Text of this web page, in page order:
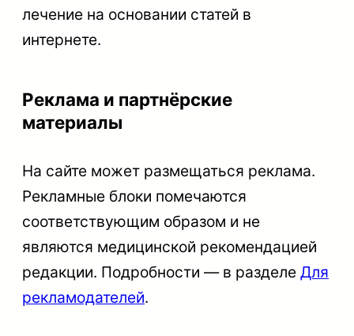
лечение на основании статей в
интернете.
Реклама и партнёрские
материалы
На сайте может размещаться реклама.
Рекламные блоки помечаются
соответствующим образом и не
являются медицинской рекомендацией
редакции. Подробности — в разделе Для
рекламодателей.